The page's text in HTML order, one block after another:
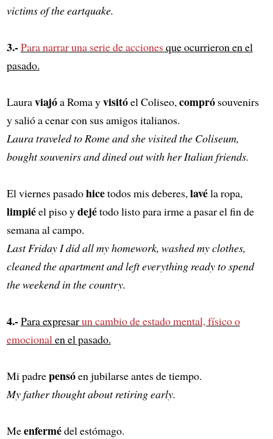
victims of the eartquake.
3.-Para narraruna serie de accionesque ocurrieron en el
pasado.
Lauraviajóa Roma yvisitóel Coliseo, comprósouvenirs
y salió a cenar con sus amigos italianos.
Laura traveled to Rome and she visited the Coliseum,
bought souvenirs and dined out with her Italian friends.
El viernes pasadohicetodos mis deberes, lavéla ropa,
limpiéel piso ydejétodo listo para irme a pasar el fin de
semana al campo.
Last Friday I did all my homework, washed my clothes,
cleaned the apartment and left everything ready to spend
the weekend in the country.
4.-Para expresarun cambio deestado mental, físico o
emocional en el pasado.
Mi padrepensóen jubilarse antes de tiempo.
My father thought about retiring early.
Meenfermédel estómago.